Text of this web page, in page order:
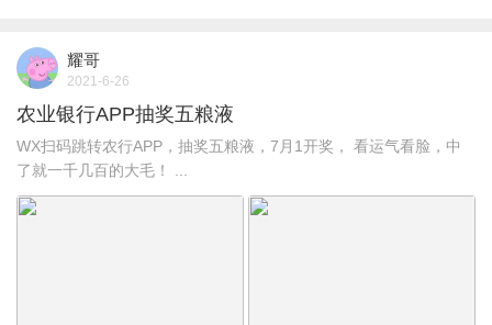
耀哥
2021-6-26
农业银行APP抽奖五粮液
WX扫码跳转农行APP，抽奖五粮液，7月1开奖， 看运气看脸，中
了就一千几百的大毛！ ...